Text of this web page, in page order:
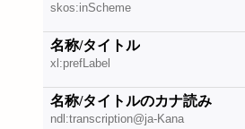
skos:inScheme
名称/タイトル
xl:prefLabel
名称/タイトルのカナ読み
ndl:transcription@ja-Kana